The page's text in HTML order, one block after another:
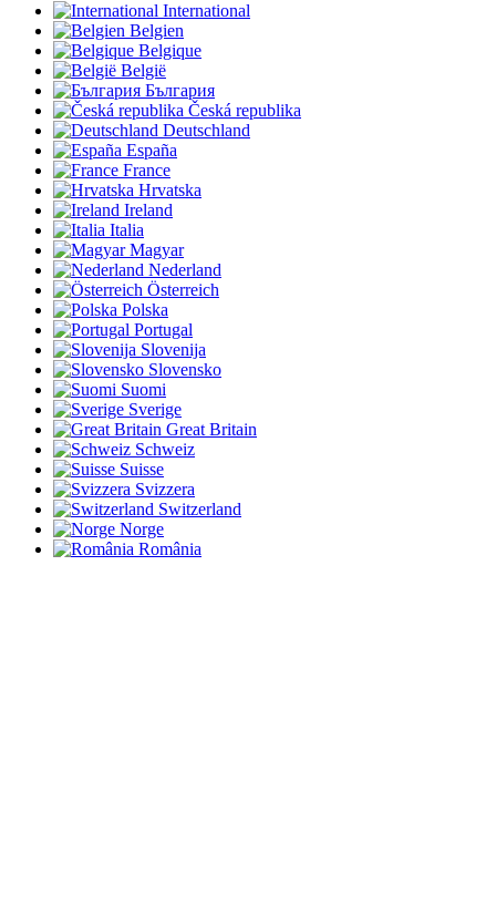
International
Belgien
Belgique
België
България
Česká republika
Deutschland
España
France
Hrvatska
Ireland
Italia
Magyar
Nederland
Österreich
Polska
Portugal
Slovenija
Slovensko
Suomi
Sverige
Great Britain
Schweiz
Suisse
Svizzera
Switzerland
Norge
România